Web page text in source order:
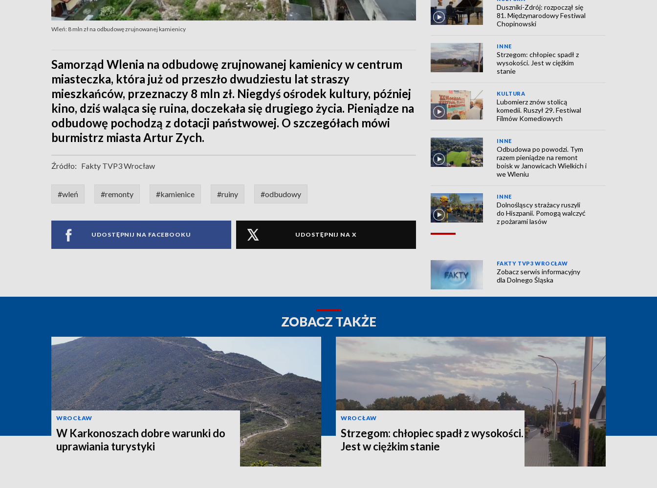
Wleń: 8 mln zł na odbudowę zrujnowanej kamienicy
Samorząd Wlenia na odbudowę zrujnowanej kamienicy w centrum
miasteczka, która już od przeszło dwudziestu lat straszy
mieszkańców, przeznaczy 8 mln zł. Niegdyś ośrodek kultury, później
kino, dziś waląca się ruina, doczekała się drugiego życia. Pieniądze na
odbudowę pochodzą z dotacji państwowej. O szczegółach mówi
burmistrz miasta Artur Zych.
Źródło: Fakty TVP3 Wrocław
#wleń #remonty #kamienice #ruiny #odbudowy
UDOSTĘPNIJ NA FACEBOOKU UDOSTĘPNIJ NA X
Duszniki-Zdrój: rozpoczął się
81. Międzynarodowy Festiwal
Chopinowski
INNE
Strzegom: chłopiec spadł z
wysokości. Jest w ciężkim
stanie
KULTURA
Lubomierz znów stolicą
komedii. Ruszył 29. Festiwal
Filmów Komediowych
INNE
Odbudowa po powodzi. Tym
razem pieniądze na remont
boisk w Janowicach Wielkich i
we Wleniu
INNE
Dolnośląscy strażacy ruszyli
do Hiszpanii. Pomogą walczyć
z pożarami lasów
FAKTY TVP3 WROCŁAW
Zobacz serwis informacyjny
dla Dolnego Śląska
ZOBACZ TAKŻE
WROCŁAW
W Karkonoszach dobre warunki do
uprawiania turystyki
WROCŁAW
Strzegom: chłopiec spadł z wysokości.
Jest w ciężkim stanie